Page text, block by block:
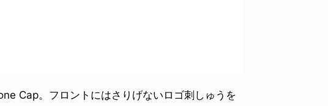
Cap。フロントにはさりげないロゴ刺しゅうを